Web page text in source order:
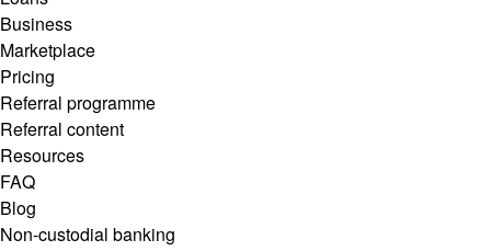
Business
Marketplace
Pricing
Referral programme
Referral content
Resources
FAQ
Blog
Non-custodial banking